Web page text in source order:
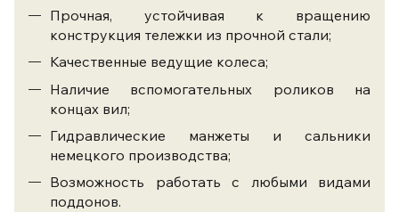
Прочная, устойчивая к вращению
конструкция тележки из прочной стали;
Качественные ведущие колеса;
Наличие вспомогательных роликов на
концах вил;
Гидравлические манжеты и сальники
немецкого производства;
Возможность работать с любыми видами
поддонов.